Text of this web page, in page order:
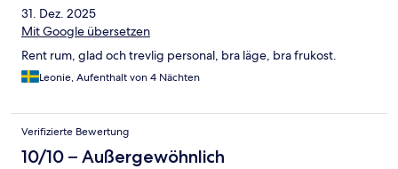
31. Dez. 2025
Mit Google übersetzen
Rent rum, glad och trevlig personal, bra läge, bra frukost.
Leonie, Aufenthalt von 4 Nächten
Verifizierte Bewertung
10/10 – Außergewöhnlich